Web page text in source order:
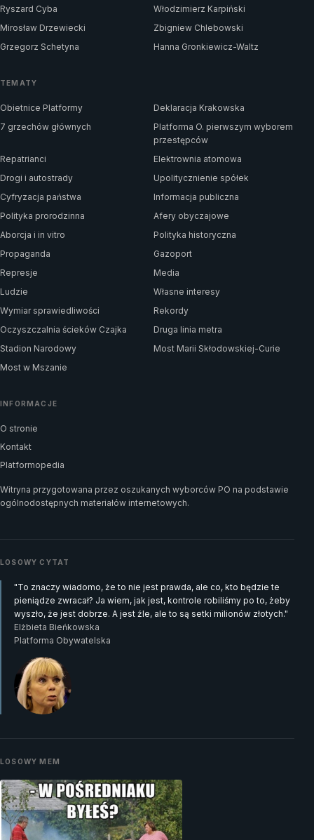
Ryszard Cyba
Włodzimierz Karpiński
Mirosław Drzewiecki
Zbigniew Chlebowski
Grzegorz Schetyna
Hanna Gronkiewicz-Waltz
TEMATY
Obietnice Platformy
Deklaracja Krakowska
7 grzechów głównych
Platforma O. pierwszym wyborem
przestępców
Repatrianci
Elektrownia atomowa
Drogi i autostrady
Upolitycznienie spółek
Cyfryzacja państwa
Informacja publiczna
Polityka prorodzinna
Afery obyczajowe
Aborcja i in vitro
Polityka historyczna
Propaganda
Gazoport
Represje
Media
Ludzie
Własne interesy
Wymiar sprawiedliwości
Rekordy
Oczyszczalnia ścieków Czajka
Druga linia metra
Stadion Narodowy
Most Marii Skłodowskiej-Curie
Most w Mszanie
INFORMACJE
O stronie
Kontakt
Platformopedia
Witryna przygotowana przez oszukanych wyborców PO na podstawie
ogólnodostępnych materiałów internetowych.
LOSOWY CYTAT
"To znaczy wiadomo, że to nie jest prawda, ale co, kto będzie te
pieniądze zwracał? Ja wiem, jak jest, kontrole robiliśmy po to, żeby
wyszło, że jest dobrze. A jest źle, ale to są setki milionów złotych."
Elżbieta Bieńkowska
Platforma Obywatelska
LOSOWY MEM